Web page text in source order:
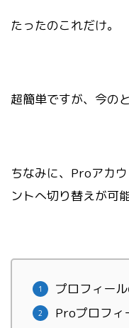
たったのこれだけ。
超簡単ですが、今の
ちなみに、Proアカ
ントへ切り替えが可
プロフィー
Proプロフィ